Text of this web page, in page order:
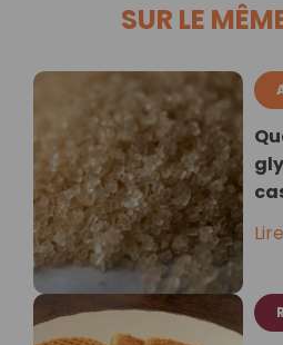
SUR LE